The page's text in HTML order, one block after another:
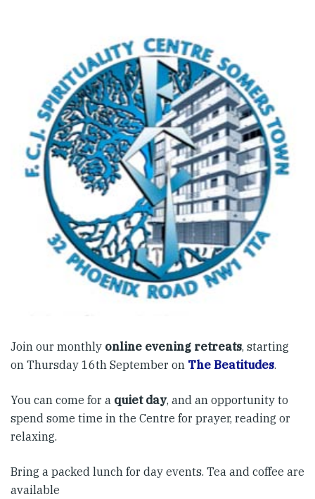
Join our monthly online evening retreats, starting
on Thursday 16th September on The Beatitudes.
You can come for a quiet day, and an opportunity to
spend some time in the Centre for prayer, reading or
relaxing.
Bring a packed lunch for day events. Tea and coffee are
available